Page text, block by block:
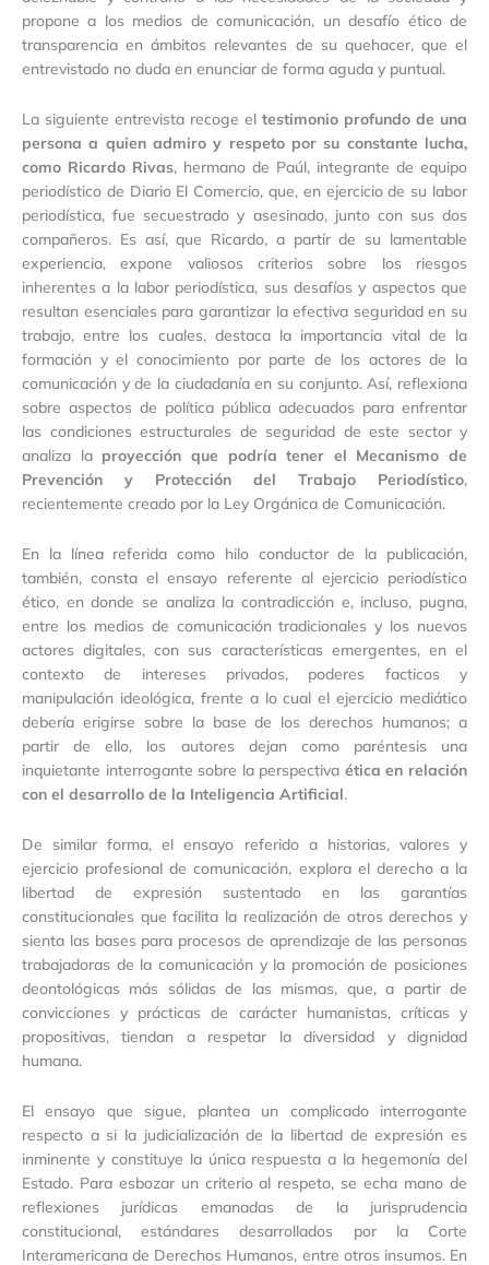
propone a los medios de comunicación, un desafío ético de
transparencia en ámbitos relevantes de su quehacer, que el
entrevistado no duda en enunciar de forma aguda y puntual.
La siguiente entrevista recoge el testimonio profundo de una
persona a quien admiro y respeto por su constante lucha,
como Ricardo Rivas, hermano de Paúl, integrante de equipo
periodístico de Diario El Comercio, que, en ejercicio de su labor
periodística, fue secuestrado y asesinado, junto con sus dos
compañeros. Es así, que Ricardo, a partir de su lamentable
experiencia, expone valiosos criterios sobre los riesgos
inherentes a la labor periodística, sus desafíos y aspectos que
resultan esenciales para garantizar la efectiva seguridad en su
trabajo, entre los cuales, destaca la importancia vital de la
formación y el conocimiento por parte de los actores de la
comunicación y de la ciudadanía en su conjunto. Así, reflexiona
sobre aspectos de política pública adecuados para enfrentar
las condiciones estructurales de seguridad de este sector y
analiza la proyección que podría tener el Mecanismo de
Prevención y Protección del Trabajo Periodístico,
recientemente creado por la Ley Orgánica de Comunicación.
En la línea referida como hilo conductor de la publicación,
también, consta el ensayo referente al ejercicio periodístico
ético, en donde se analiza la contradicción e, incluso, pugna,
entre los medios de comunicación tradicionales y los nuevos
actores digitales, con sus características emergentes, en el
contexto de intereses privados, poderes facticos y
manipulación ideológica, frente a lo cual el ejercicio mediático
debería erigirse sobre la base de los derechos humanos; a
partir de ello, los autores dejan como paréntesis una
inquietante interrogante sobre la perspectiva ética en relación
con el desarrollo de la Inteligencia Artificial.
De similar forma, el ensayo referido a historias, valores y
ejercicio profesional de comunicación, explora el derecho a la
libertad de expresión sustentado en las garantías
constitucionales que facilita la realización de otros derechos y
sienta las bases para procesos de aprendizaje de las personas
trabajadoras de la comunicación y la promoción de posiciones
deontológicas más sólidas de las mismas, que, a partir de
convicciones y prácticas de carácter humanistas, críticas y
propositivas, tiendan a respetar la diversidad y dignidad
humana.
El ensayo que sigue, plantea un complicado interrogante
respecto a si la judicialización de la libertad de expresión es
inminente y constituye la única respuesta a la hegemonía del
Estado. Para esbozar un criterio al respeto, se echa mano de
reflexiones jurídicas emanadas de la jurisprudencia
constitucional, estándares desarrollados por la Corte
Interamericana de Derechos Humanos, entre otros insumos. En